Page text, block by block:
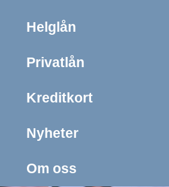
Helglån
Privatlån
Kreditkort
Nyheter
Om oss